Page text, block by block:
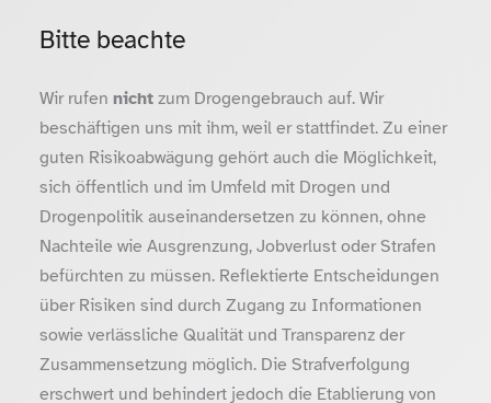
Bitte beachte
Wir rufen nichtzum Drogengebrauch auf. Wir
beschäftigen uns mit ihm, weil er stattfindet. Zu einer
guten Risikoabwägung gehört auch die Möglichkeit,
sich öffentlich und im Umfeld mit Drogen und
Drogenpolitik auseinandersetzen zu können, ohne
Nachteile wie Ausgrenzung, Jobverlust oder Strafen
befürchten zu müssen. Reflektierte Entscheidungen
über Risiken sind durch Zugang zu Informationen
sowie verlässliche Qualität und Transparenz der
Zusammensetzung möglich. Die Strafverfolgung
erschwert und behindert jedoch die Etablierung von